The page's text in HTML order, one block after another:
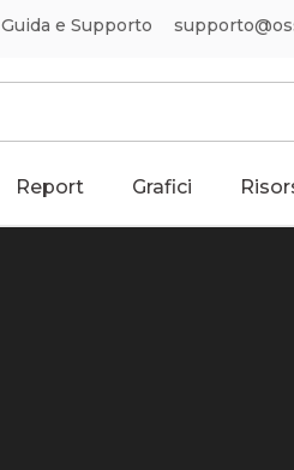
Guida e Supporto
Report Grafici